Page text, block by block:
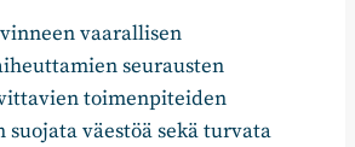
vaarallisen
seurausten
toimenpiteiden
suojata väestöä sekä turvata